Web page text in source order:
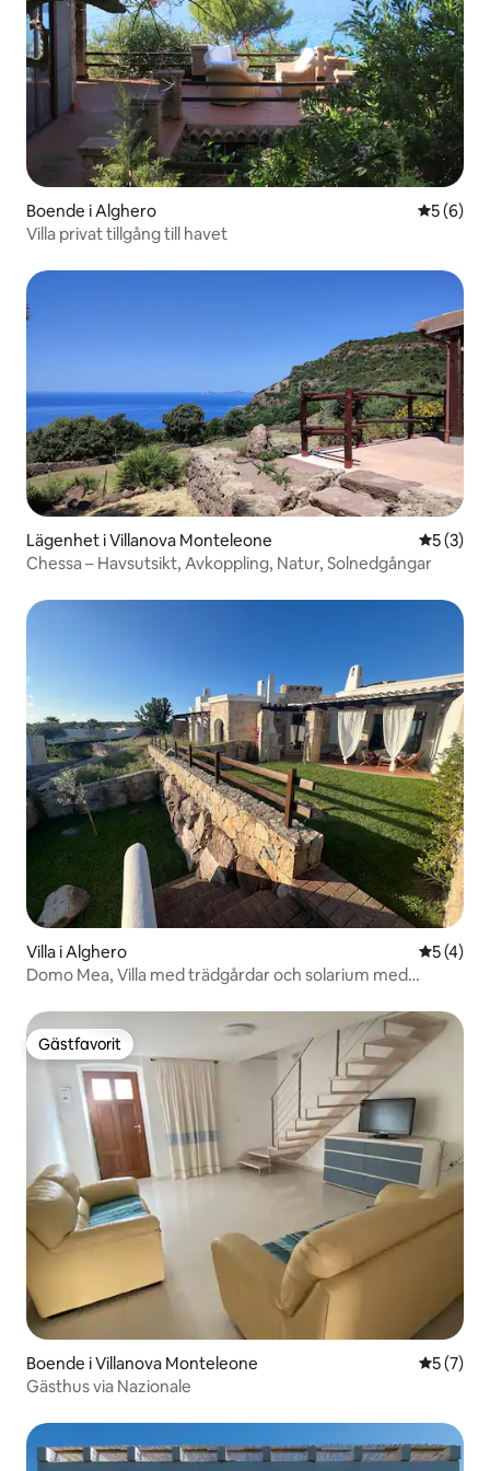
Boende i Alghero 5 av 5 i
5 (6)
Villa privat tillgång till havet
Lägenhet i Villanova Monteleone 5 av 5 i
5 (3)
Chessa – Havsutsikt, Avkoppling, Natur, Solnedgångar
Villa i Alghero 5 av 5 i
5 (4)
Domo Mea, Villa med trädgårdar och solarium med
Gästfavorit
Gästfavorit
Boende i Villanova Monteleone 5 av 5 i
5 (7)
Gästhus via Nazionale